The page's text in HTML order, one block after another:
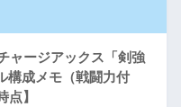
ャージアックス「剣強
構成メモ（戦闘力付
点】